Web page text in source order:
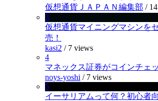
仮想通貨ＪＡＰＡＮ編集部 /
3
仮想通貨マイニングマシンを
売！
kasi2 / 7 views
4
マネックス証券がコインチェ
noys-yoshi / 7 views
5
イーサリアムって何？初心者